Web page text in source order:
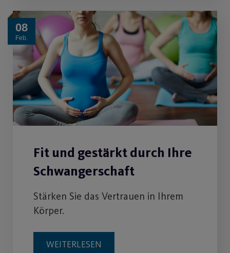
08
Feb.
Fit und gestärkt durch Ihre
Schwangerschaft
Stärken Sie das Vertrauen in Ihrem
Körper.
WEITERLESEN